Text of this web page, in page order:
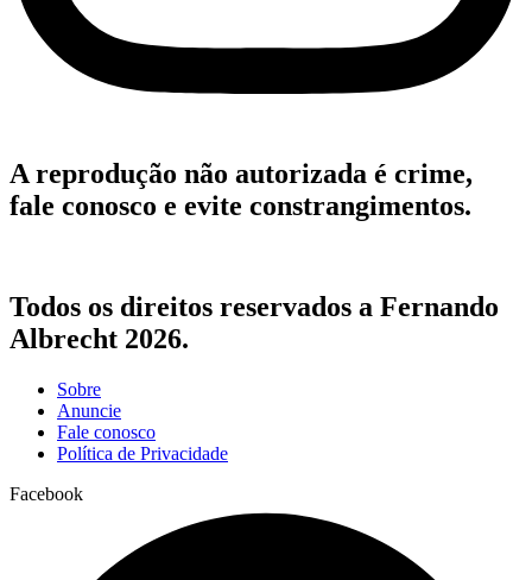
A reprodução não autorizada é crime,
fale conosco e evite constrangimentos.
Todos os direitos reservados a Fernando
Albrecht 2026.
Sobre
Anuncie
Fale conosco
Política de Privacidade
Facebook